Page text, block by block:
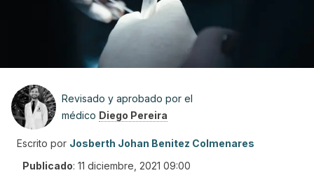
Revisado y aprobado por el
médico Diego Pereira
Escrito por Josberth Johan Benitez Colmenares
Publicado: 11 diciembre, 2021 09:00